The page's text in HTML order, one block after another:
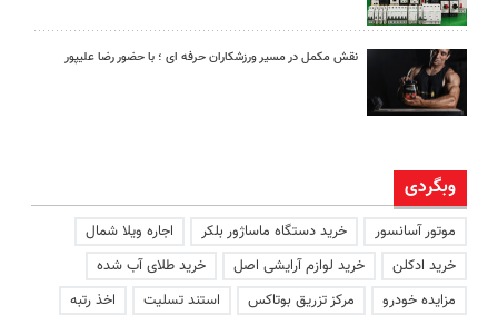
نقش مکمل در مسیر ورزشکاران حرفه ای ؛ با حضور رضا علیپور
وبگردی
موتور آسانسور خرید دستگاه ماساژور بلکر
اجاره ویلا شمال
خرید ادکلن
خرید لوازم آرایشی اصل
خرید طلای آب شده
مزایده خودرو
مرکز تزریق بوتاکس استند تسلیت
اخذ رتبه